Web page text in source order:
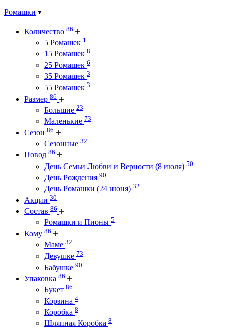
Ромашки
Количество 86
5 Ромашек 1
15 Ромашек 8
25 Ромашек 6
35 Ромашек 3
55 Ромашек 3
Размер 86
Большие 23
Маленькие 73
Сезон 86
Сезонные 32
Повод 86
День Семьи Любви и Верности (8 июля) 50
День Рождения 90
День Ромашки (24 июня) 32
Акции 30
Состав 86
Ромашки и Пионы 5
Кому 86
Маме 32
Девушке 73
Бабушке 90
Упаковка 86
Букет 86
Корзина 4
Коробка 8
Шляпная Коробка 8